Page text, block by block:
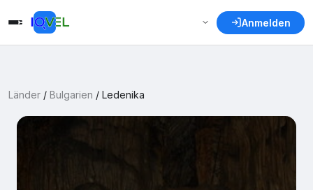
Anmelden
Länder / Bulgarien / Ledenika